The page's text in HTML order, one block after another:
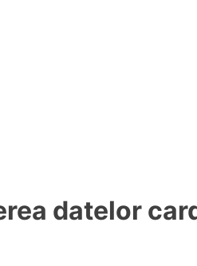
datelor